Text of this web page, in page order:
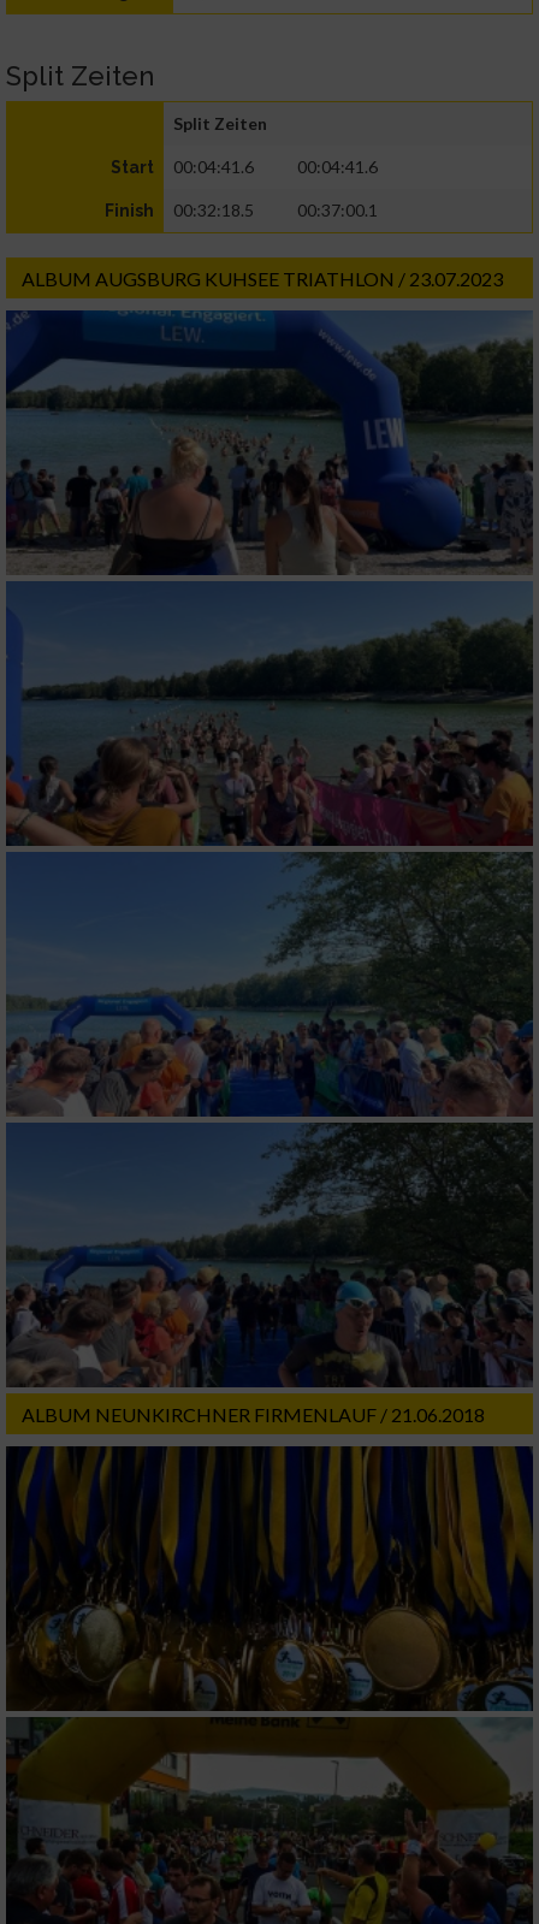
Split Zeiten
Split Zeiten
Start 00:04:41.6 00:04:41.6
Finish 00:32:18.5 00:37:00.1
ALBUM AUGSBURG KUHSEE TRIATHLON / 23.07.2023
ALBUM NEUNKIRCHNER FIRMENLAUF / 21.06.2018